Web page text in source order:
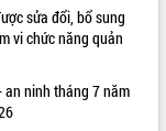
sửa đổi, bổ sung
vi chức năng quản
an ninh tháng 7 năm